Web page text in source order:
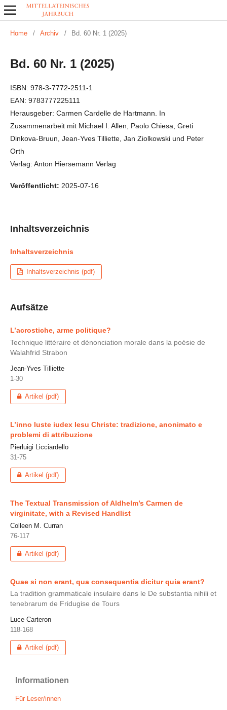
Home / Archiv / Bd. 60 Nr. 1 (2025)
Bd. 60 Nr. 1 (2025)
ISBN: 978‑3‑7772‑2511-1
EAN: 9783777225111
Herausgeber: Carmen Cardelle de Hartmann. In
Zusammenarbeit mit Michael I. Allen, Paolo Chiesa, Greti
Dinkova-Bruun, Jean-Yves Tilliette, Jan Ziolkowski und Peter
Orth
Verlag: Anton Hiersemann Verlag
Veröffentlicht: 2025-07-16
Inhaltsverzeichnis
Inhaltsverzeichnis
Inhaltsverzeichnis (pdf)
Aufsätze
L’acrostiche, arme politique?
Technique littéraire et dénonciation morale dans la poésie de
Walahfrid Strabon
Jean-Yves Tilliette
1-30
Artikel (pdf)
L’inno Iuste iudex Iesu Christe: tradizione, anonimato e
problemi di attribuzione
Pierluigi Licciardello
31-75
Artikel (pdf)
The Textual Transmission of Aldhelm’s Carmen de
virginitate, with a Revised Handlist
Colleen M. Curran
76-117
Artikel (pdf)
Quae si non erant, qua consequentia dicitur quia erant?
La tradition grammaticale insulaire dans le De substantia nihili et
tenebrarum de Fridugise de Tours
Luce Carteron
118-168
Artikel (pdf)
Informationen
Für Leser/innen